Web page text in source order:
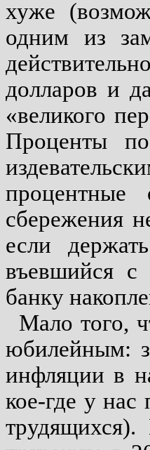
хуже
одним из
долларов и
«великого
Проценты
сбережения
если
въевшийся с
банку
Мало того,
юбилейным:
инфляции в
кое-где у